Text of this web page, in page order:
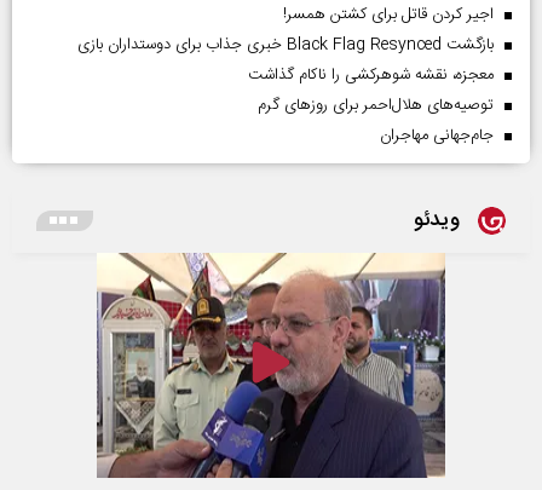
اجیر کردن قاتل برای کشتن همسر!
بازگشت Black Flag Resynced خبری جذاب برای دوستداران بازی
معجزه، نقشه شوهرکشی را ناکام گذاشت
توصیه‌های هلال‌احمر برای روز‌های گرم
جام‌جهانی مهاجران
ویدئو